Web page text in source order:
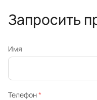
Запросить
Имя
Телефон*